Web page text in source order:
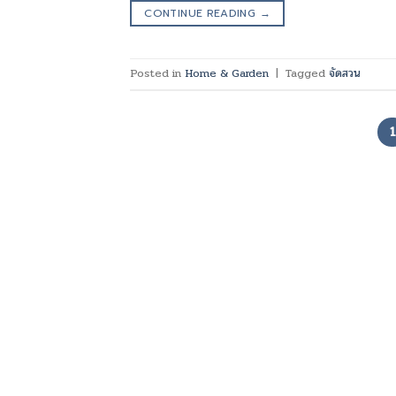
CONTINUE READING →
Posted in Home & Garden | Tagged จัดสวน
1